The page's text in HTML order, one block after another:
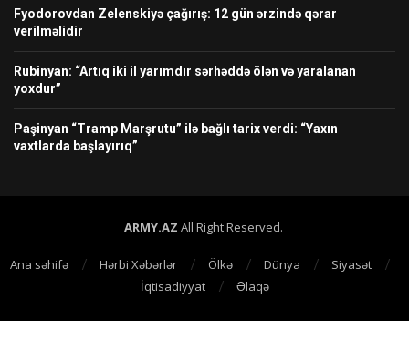
Fyodorovdan Zelenskiyə çağırış: 12 gün ərzində qərar
verilməlidir
Rubinyan: “Artıq iki il yarımdır sərhəddə ölən və yaralanan
yoxdur”
Paşinyan “Tramp Marşrutu” ilə bağlı tarix verdi: “Yaxın
vaxtlarda başlayırıq”
ARMY.AZ All Right Reserved.
Ana səhifə Hərbi Xəbərlər Ölkə Dünya
Siyasət
İqtisadiyyat
Əlaqə